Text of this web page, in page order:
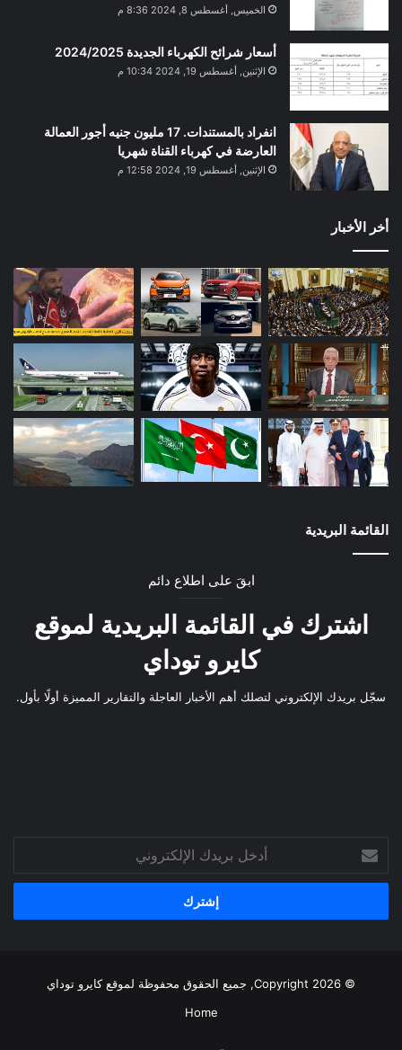
الخميس, أغسطس 8, 2024 8:36 م
أسعار شرائح الكهرباء الجديدة 2024/2025
الإثنين, أغسطس 19, 2024 10:34 م
انفراد بالمستندات. 17 مليون جنيه أجور العمالة
العارضة في كهرباء القناة شهريا
الإثنين, أغسطس 19, 2024 12:58 م
أخر الأخبار
القائمة البريدية
ابقَ على اطلاع دائم
اشترك في القائمة البريدية لموقع
كايرو توداي
سجّل بريدك الإلكتروني لتصلك أهم الأخبار العاجلة والتقارير المميزة أولًا بأول.
بريدك
الإلكتروني
© Copyright 2026, جميع الحقوق محفوظة لموقع
كايرو توداي
Home